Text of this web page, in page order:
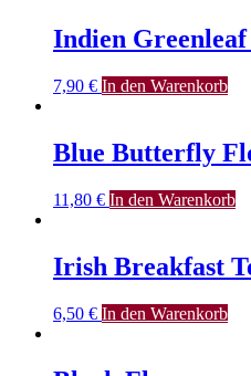
Indien
7,90 € In den Warenkorb
Blue Butterfly
11,80 € In den Warenkorb
Irish Breakfast
6,50 € In den Warenkorb